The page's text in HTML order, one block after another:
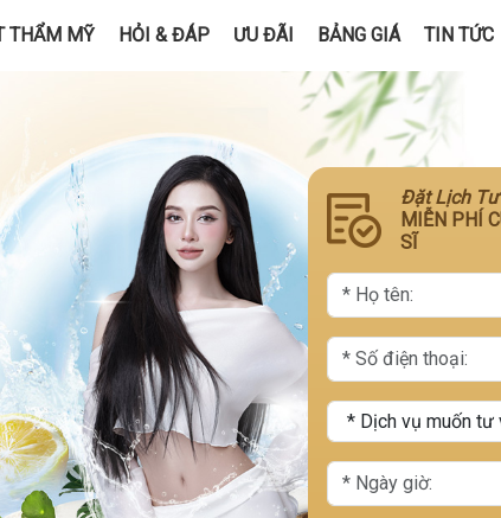
THẨM MỸ HỎI & ĐÁP ƯU ĐÃI BẢNG GIÁ TIN TỨC
Đặt Lịch
MIỄN PHÍ
SĨ